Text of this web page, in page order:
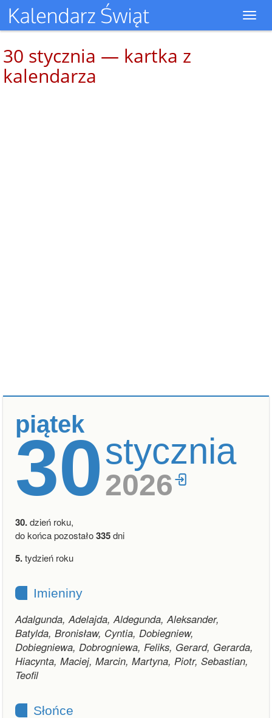
30 stycznia — kartka z
kalendarza
piątek
30stycznia
2026
30.dzień roku,
do końca pozostało335dni
5.tydzień roku
Imieniny
Adalgunda, Adelajda, Aldegunda, Aleksander,
Batylda, Bronisław, Cyntia, Dobiegniew,
Dobiegniewa, Dobrogniewa, Feliks, Gerard, Gerarda,
Hiacynta, Maciej, Marcin, Martyna, Piotr, Sebastian,
Teofil
Słońce